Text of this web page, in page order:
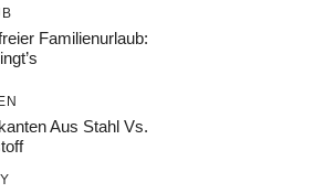
Familienurlaub:
Aus Stahl Vs.